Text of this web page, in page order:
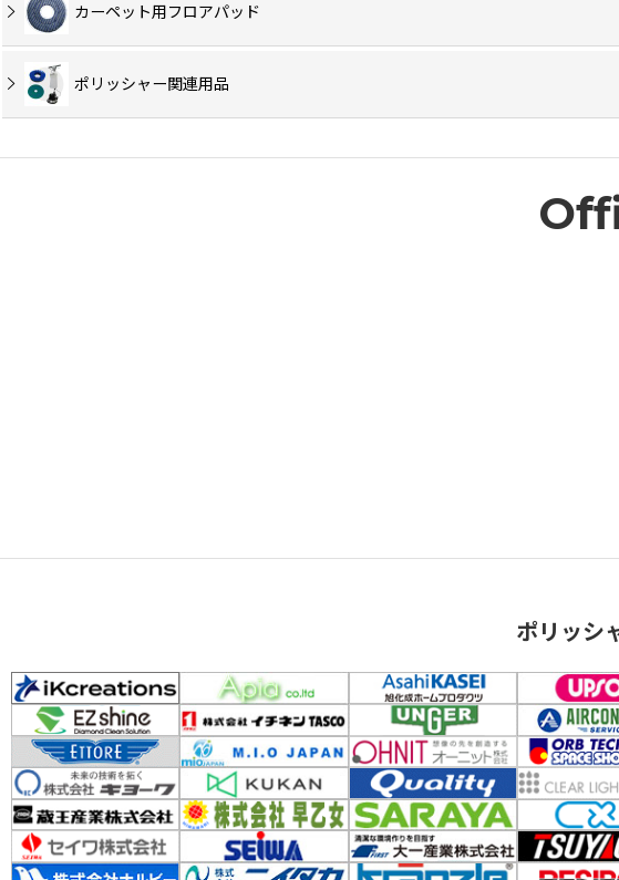
カーペット用フロアパッド
ポリッシャー関連用品
ポリッシ